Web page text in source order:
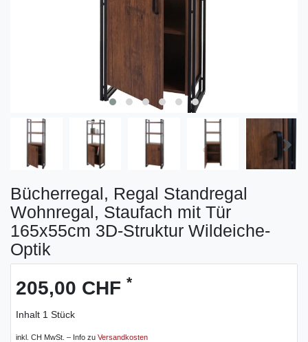
Bücherregal, Regal Standregal
Wohnregal, Staufach mit Tür
165x55cm 3D-Struktur Wildeiche-
Optik
205,00 CHF *
Inhalt 1 Stück
inkl. CH MwSt. – Info zu Versandkosten